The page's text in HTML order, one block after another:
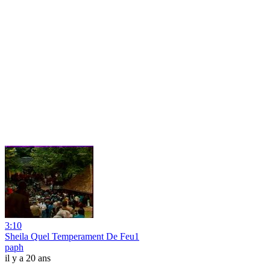
3:10
Sheila Quel Temperament De Feu1
paph
il y a 20 ans